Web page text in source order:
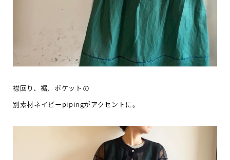
襟回り、裾、ポケットの
別素材ネイビーpipingがアクセントに。